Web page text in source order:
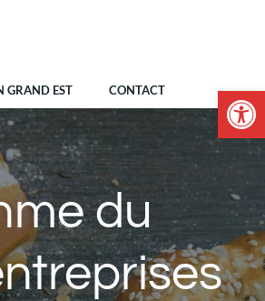
Ouvrir
GRAND EST CONTACT
du